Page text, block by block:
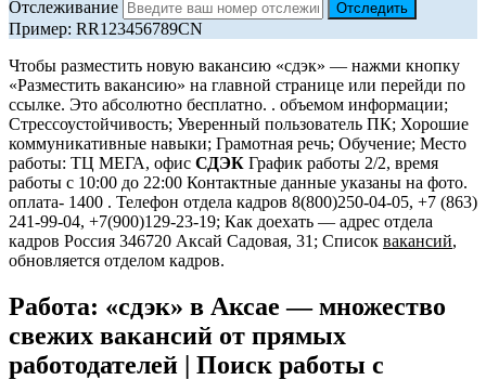
Отслеживание
Пример: RR123456789CN
Чтобы разместить новую вакансию «сдэк» — нажми кнопку
«Разместить вакансию» на главной странице или перейди по
ссылке. Это абсолютно бесплатно. . объемом информации;
Стрессоустойчивость; Уверенный пользователь ПК; Хорошие
коммуникативные навыки; Грамотная речь; Обучение; Место
работы: ТЦ МЕГА, офис СДЭК График работы 2/2, время
работы с 10:00 до 22:00 Контактные данные указаны на фото.
оплата- 1400 . Телефон отдела кадров 8(800)250-04-05, +7 (863)
241-99-04, +7(900)129-23-19; Как доехать — адрес отдела
кадров Россия 346720 Аксай Садовая, 31; Список вакансий,
обновляется отделом кадров.
Работа: «сдэк» в Аксае — множество
свежих вакансий от прямых
работодателей | Поиск работы с